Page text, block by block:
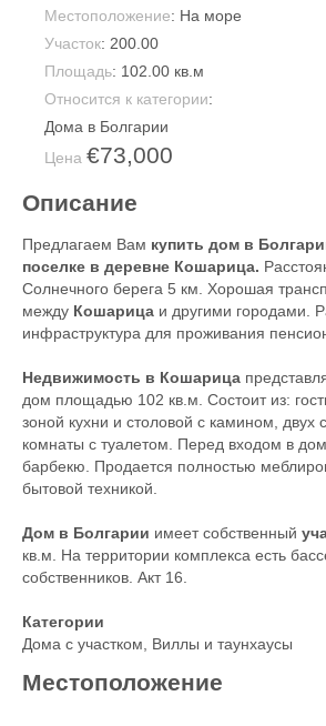
Местоположение: На море
Участок: 200.00
Площадь: 102.00 кв.м
Относится к категории:
Дома в Болгарии
Цена €73,000
Описание
Предлагаем Вам купить дом в
поселке в деревне Кошарица.
Солнечного берега 5 км. Хорошая
между Кошарица и другими городами.
инфраструктура для проживания
Недвижимость в Кошарица
дом площадью 102 кв.м. Состоит из:
зоной кухни и столовой с камином, двух
комнаты с туалетом. Перед входом в
барбекю. Продается полностью
бытовой техникой.
Дом в Болгарии имеет собственный
кв.м. На территории комплекса есть
собственников. Акт 16.
Категории
Дома с участком, Виллы и таунхаусы
Местоположение